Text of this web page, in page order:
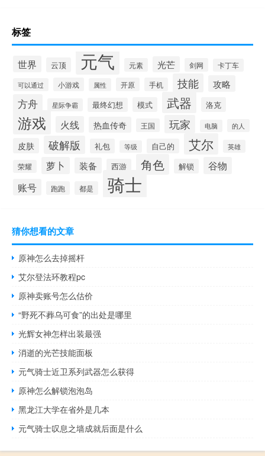
标签
世界 云顶 元气 元素 光芒 剑网 卡丁车
可以通过 小游戏 属性 开原 手机 技能 攻略
方舟 星际争霸 最终幻想 模式 武器 洛克
游戏 火线 热血传奇 王国 玩家 电脑 的人
皮肤 破解版 礼包 等级 自己的 艾尔 英雄
荣耀 萝卜 装备 西游 角色 解锁 谷物
账号 跑跑 都是 骑士
猜你想看的文章
原神怎么去掉摇杆
艾尔登法环教程pc
原神卖账号怎么估价
“野死不葬乌可食”的出处是哪里
光辉女神怎样出装最强
消逝的光芒技能面板
元气骑士近卫系列武器怎么获得
原神怎么解锁泡泡岛
黑龙江大学在省外是几本
元气骑士叹息之墙成就后面是什么